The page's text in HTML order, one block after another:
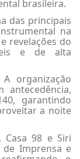
brasileira.
das principais
na
revelações do
e de alta
organização
antecedência,
garantindo
a noite
Casa 98 e Siri
de Imprensa e